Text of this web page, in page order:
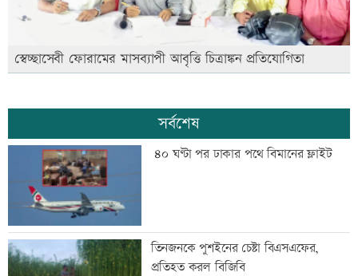
স্বেচ্ছাসেবী ফোরামের মাসব্যাপী আবৃত্তি চিত্রাঙ্কন প্রতিযোগিতা
সর্বশেষ
৪০ ঘণ্টা পর ঢাকার পথে বিমানের ফ্লাইট
তিনজনকে পুশইনের চেষ্টা বিএসএফের,
প্রতিহত করল বিজিবি